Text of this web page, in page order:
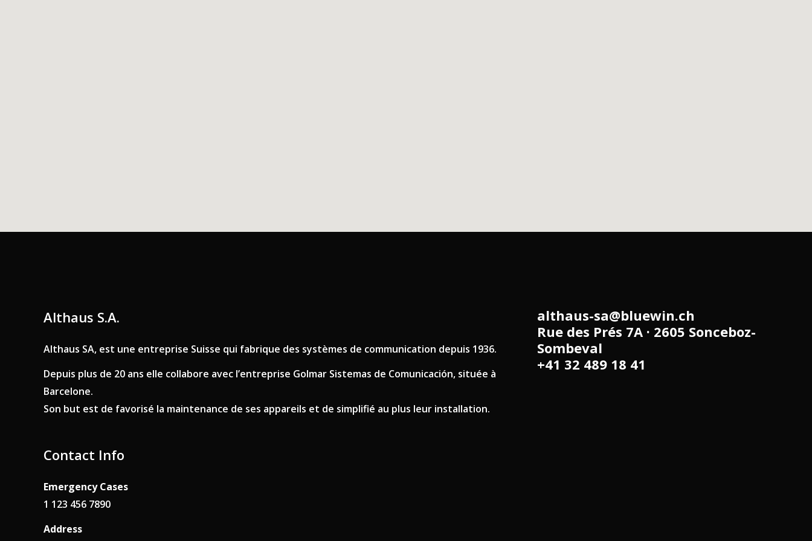
Althaus S.A.
Althaus SA, est une entreprise Suisse qui fabrique des systèmes de communication depuis 1936.
Depuis plus de 20 ans elle collabore avec l’entreprise Golmar Sistemas de Comunicación, située à
Barcelone.
Son but est de favorisé la maintenance de ses appareils et de simplifié au plus leur installation.
Contact Info
Emergency Cases
1 123 456 7890
Address
althaus-sa@bluewin.ch
Rue des Prés 7A · 2605 Sonceboz-
Sombeval
+41 32 489 18 41